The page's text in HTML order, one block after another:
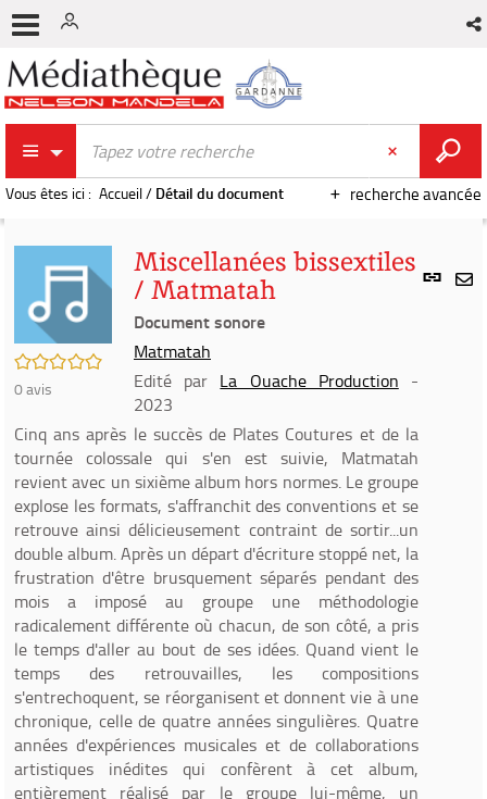
recherche avancée
Vous êtes ici : Accueil/ Détail du document
Lien
/5
0avis
Miscellanées bissextiles
/ Matmatah
Document sonore
Matmatah
Edité par La Ouache Production -
2023
Cinq ans après le succès de Plates Coutures et de la
tournée colossale qui s'en est suivie, Matmatah
revient avec un sixième album hors normes. Le groupe
explose les formats, s'affranchit des conventions et se
retrouve ainsi délicieusement contraint de sortir...un
double album. Après un départ d'écriture stoppé net, la
frustration d'être brusquement séparés pendant des
mois a imposé au groupe une méthodologie
radicalement différente où chacun, de son côté, a pris
le temps d'aller au bout de ses idées. Quand vient le
temps des retrouvailles, les compositions
s'entrechoquent, se réorganisent et donnent vie à une
chronique, celle de quatre années singulières. Quatre
années d'expériences musicales et de collaborations
artistiques inédites qui confèrent à cet album,
entièrement réalisé par le groupe lui-même, un